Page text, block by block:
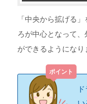
「中央から拡げる
ろが中心となって
ができるようになり